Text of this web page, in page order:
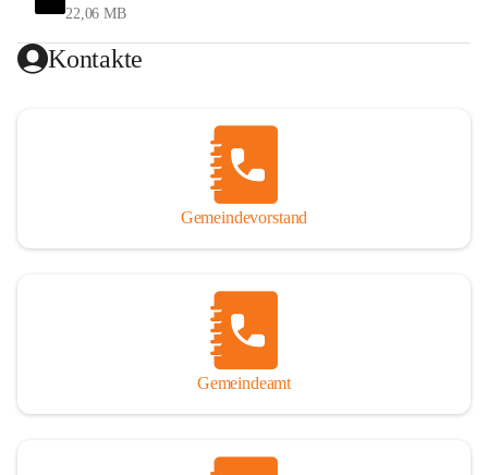
22,06 MB
Kontakte
Gemeindevorstand
Gemeindeamt